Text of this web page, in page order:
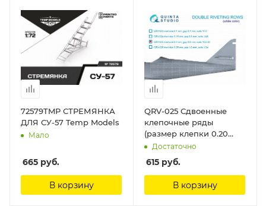
72579TMP СТРЕМЯНКА
ДЛЯ СУ-57 Temp Models
Мало
665 руб.
В корзину
QRV-025 Сдвоенные
клепочные ряды
(размер клепки 0.20
mm, интервал 0.8 mm),
белые, длина 5,8 m
Quinta Studio
Достаточно
615 руб.
В корзину